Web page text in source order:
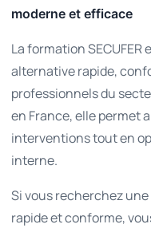
moderne et efficace
La formation SECUFER
alternative rapide,
professionnels du
en France, elle permet
interventions tout en
interne.
Si vous recherchez une
rapide et conforme,